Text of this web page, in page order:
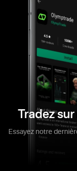
Tradez
Essayez notre